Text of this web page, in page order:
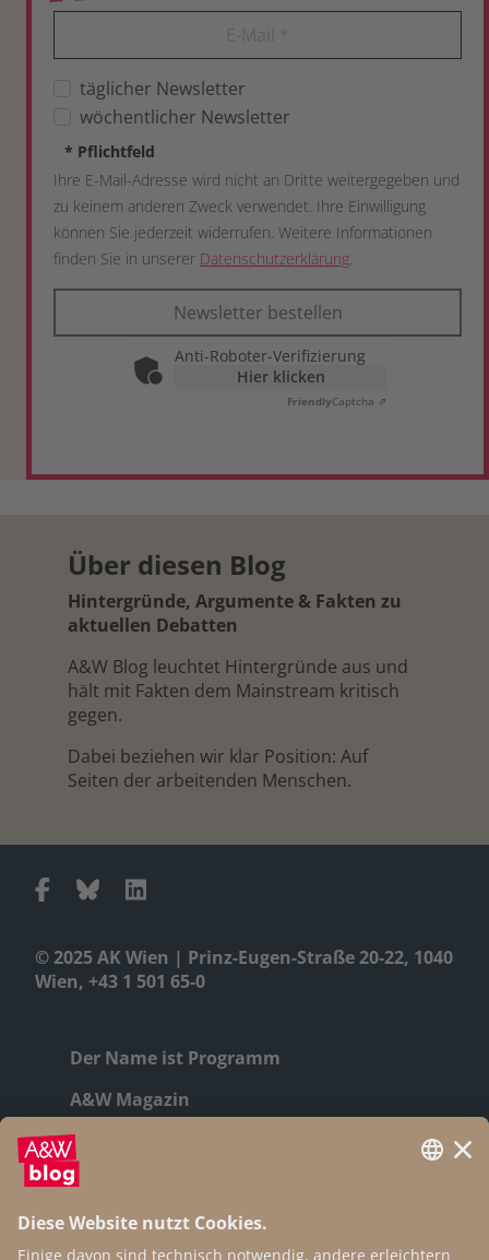
täglicher Newsletter
wöchentlicher Newsletter
* Pflichtfeld
Ihre E-Mail-Adresse wird nicht an Dritte weitergegeben und
zu keinem anderen Zweck verwendet. Ihre Einwilligung
können Sie jederzeit widerrufen. Weitere Informationen
finden Sie in unserer Datenschutzerklärung.
Newsletter bestellen
Anti-Roboter-Verifizierung
Hier klicken
FriendlyCaptcha ⇗
© 2025 AK Wien | Prinz-Eugen-Straße 20-22, 1040
Wien, +43 1 501 65-0
Der Name ist Programm
A&W Magazin
Geschichte
Autor:innen
Über diesen Blog
Hintergründe, Argumente & Fakten zu
aktuellen Debatten
A&W Blog leuchtet Hintergründe aus und
hält mit Fakten dem Mainstream kritisch
gegen.
Dabei beziehen wir klar Position: Auf
Seiten der arbeitenden Menschen.